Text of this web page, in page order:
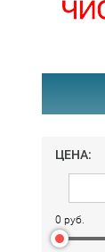
ЦЕНА:
0 руб.